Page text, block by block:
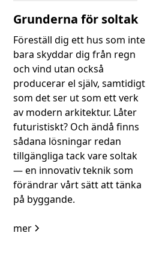
Grunderna för soltak
Föreställ dig ett hus som inte
bara skyddar dig från regn
och vind utan också
producerar el själv, samtidigt
som det ser ut som ett verk
av modern arkitektur. Låter
futuristiskt? Och ändå finns
sådana lösningar redan
tillgängliga tack vare soltak
— en innovativ teknik som
förändrar vårt sätt att tänka
på byggande.
mer